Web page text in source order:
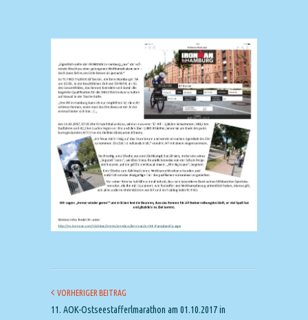
VORHERIGER BEITRAG
11. AOK-Ostseestafferlmarathon am 01.10.2017 in